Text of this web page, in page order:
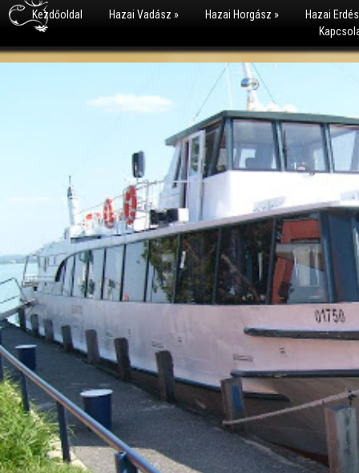
Kezdőoldal Hazai Vadász » Hazai Horgász »
Hazai